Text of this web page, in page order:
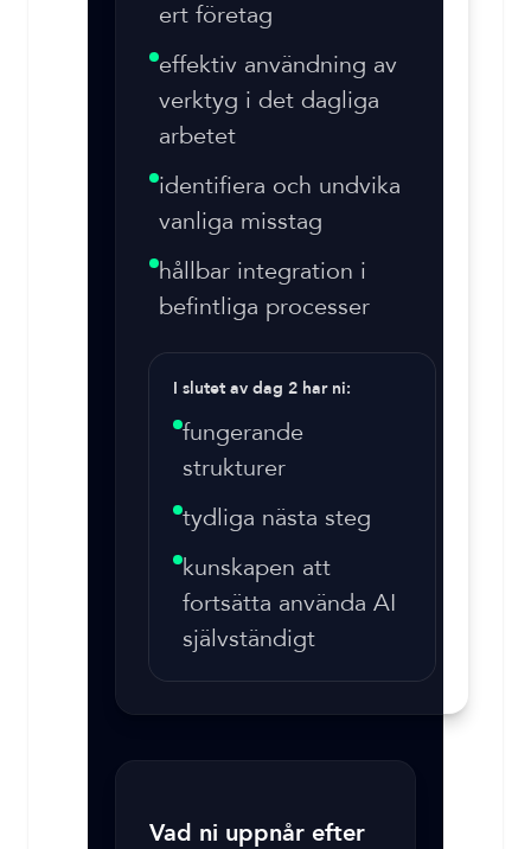
ert företag
effektiv användning av
verktyg i det dagliga
arbetet
identifiera och undvika
vanliga misstag
hållbar integration i
befintliga processer
I slutet av dag 2 har ni:
fungerande
strukturer
tydliga nästa steg
kunskapen att
fortsätta använda AI
självständigt
Vad ni uppnår efter